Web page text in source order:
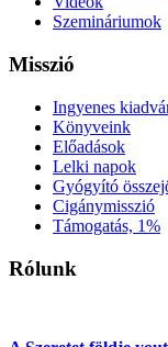
Szemináriumok
Misszió
Ingyenes
Könyveink
Előadások
Lelki napok
Gyógyító
Cigánymisszió
Támogatás, 1%
Rólunk